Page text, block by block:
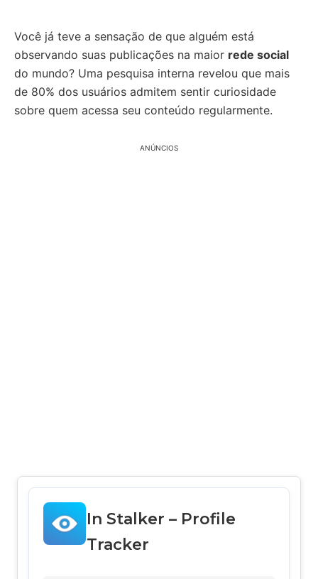
Você já teve a sensação de que alguém está
observando suas publicações na maior rede social
do mundo? Uma pesquisa interna revelou que mais
de 80% dos usuários admitem sentir curiosidade
sobre quem acessa seu conteúdo regularmente.
ANÚNCIOS
In Stalker – Profile
Tracker